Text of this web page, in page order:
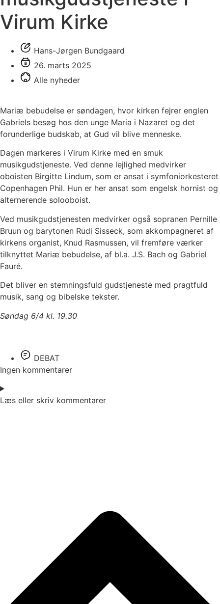
Virum Kirke
Hans-Jørgen Bundgaard
26. marts 2025
Alle nyheder
Mariæ bebudelse er søndagen, hvor kirken fejrer englen
Gabriels besøg hos den unge Maria i Nazaret og det
forunderlige budskab, at Gud vil blive menneske.
Dagen markeres i Virum Kirke med en smuk
musikgudstjeneste. Ved denne lejlighed medvirker
oboisten Birgitte Lindum, som er ansat i symfoniorkesteret
Copenhagen Phil. Hun er her ansat som engelsk hornist og
alternerende solooboist.
Ved musikgudstjenesten medvirker også sopranen Pernille
Bruun og barytonen Rudi Sisseck, som akkompagneret af
kirkens organist, Knud Rasmussen, vil fremføre værker
tilknyttet Mariæ bebudelse, af bl.a. J.S. Bach og Gabriel
Fauré.
Det bliver en stemningsfuld gudstjeneste med pragtfuld
musik, sang og bibelske tekster.
Søndag 6/4 kl. 19.30
DEBAT
Ingen kommentarer
Læs eller skriv kommentarer